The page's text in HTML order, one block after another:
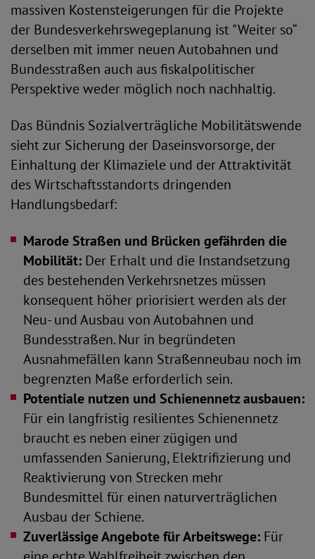
massiven Kostensteigerungen für die Projekte
der Bundesverkehrswegeplanung ist "Weiter so“
derselben mit immer neuen Autobahnen und
Bundesstraßen auch aus fiskalpolitischer
Perspektive weder möglich noch nachhaltig.
Das Bündnis Sozialverträgliche Mobilitätswende
sieht zur Sicherung der Daseinsvorsorge, der
Einhaltung der Klimaziele und der Attraktivität
des Wirtschaftsstandorts dringenden
Handlungsbedarf:
Marode Straßen und Brücken gefährden die
Mobilität: Der Erhalt und die Instandsetzung
des bestehenden Verkehrsnetzes müssen
konsequent höher priorisiert werden als der
Neu- und Ausbau von Autobahnen und
Bundesstraßen. Nur in begründeten
Ausnahmefällen kann Straßenneubau noch im
begrenzten Maße erforderlich sein.
Potentiale nutzen und Schienennetz ausbauen:
Für ein langfristig resilientes Schienennetz
braucht es neben einer zügigen und
umfassenden Sanierung, Elektrifizierung und
Reaktivierung von Strecken mehr
Bundesmittel für einen naturverträglichen
Ausbau der Schiene.
Zuverlässige Angebote für Arbeitswege: Für